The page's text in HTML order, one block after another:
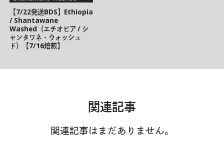
【7/22発送BDS】Ethiopia
/ Shantawane
Washed（エチオピア / シ
ャンタワネ・ウォッシュ
ド）【7/16焙煎】
関連記事
関連記事はまだありません。